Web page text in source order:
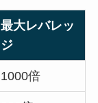
最大レバレッ
ジ
1000倍